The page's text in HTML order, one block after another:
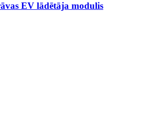
EV lādētāja modulis